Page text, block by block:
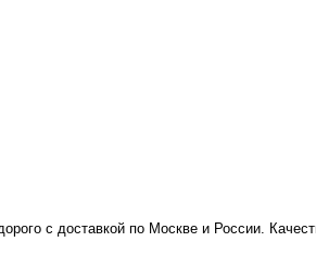
с доставкой по Москве и России.